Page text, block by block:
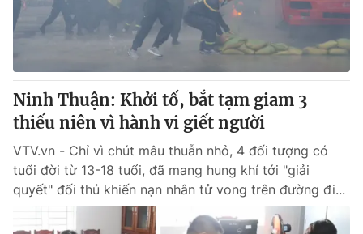
Ninh Thuận: Khởi tố, bắt tạm giam 3
thiếu niên vì hành vi giết người
VTV.vn - Chỉ vì chút mâu thuẫn nhỏ, 4 đối tượng có
tuổi đời từ 13-18 tuổi, đã mang hung khí tới "giải
quyết" đối thủ khiến nạn nhân tử vong trên đường đi...